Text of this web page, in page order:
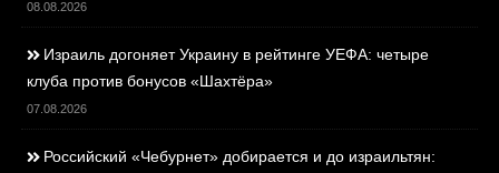
08.08.2026
Израиль догоняет Украину в рейтинге УЕФА: четыре
клуба против бонусов «Шахтёра»
07.08.2026
Российский «Чебурнет» добирается и до израильтян: